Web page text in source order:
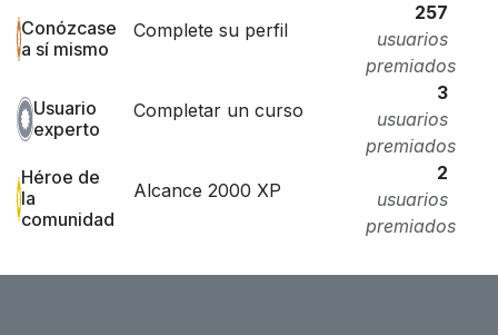
Conózcase
a sí mismo
Complete su perfil
257
usuarios
premiados
Usuario
experto
Completar un curso
3
usuarios
premiados
Héroe de
la
comunidad
Alcance 2000 XP
2
usuarios
premiados